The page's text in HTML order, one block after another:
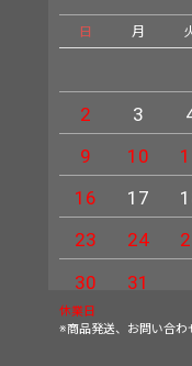
日 月
2
3
9
10
16
17
23
24
30
31
休業日
※商品発送、お問い合わ